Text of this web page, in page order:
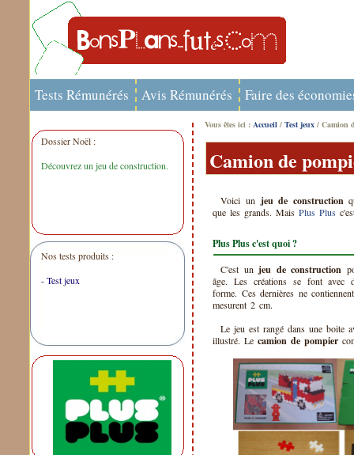
Tests Rémunérés Avis Rémunérés Faire des
Dossier Noël :
Découvrez un jeu de construction.
Nos tests produits :
- Test jeux
Vous êtes ici :Accueil /Test jeux / Camion
Camion de
Voici un jeu de construction
que les grands. MaisPlus Plus
Plus Plus c'est quoi ?
C'est unjeu de construction
âge. Les créations se font avec
forme. Ces dernières ne
mesurent 2 cm.
Le jeu est rangé dans une boite
illustré. Lecamion de pompier